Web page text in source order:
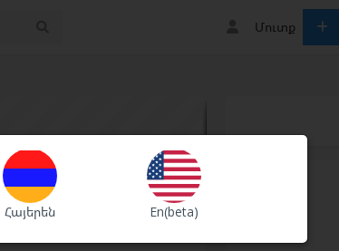
Հայերեն En(beta)
Մուտք
Premium VIP